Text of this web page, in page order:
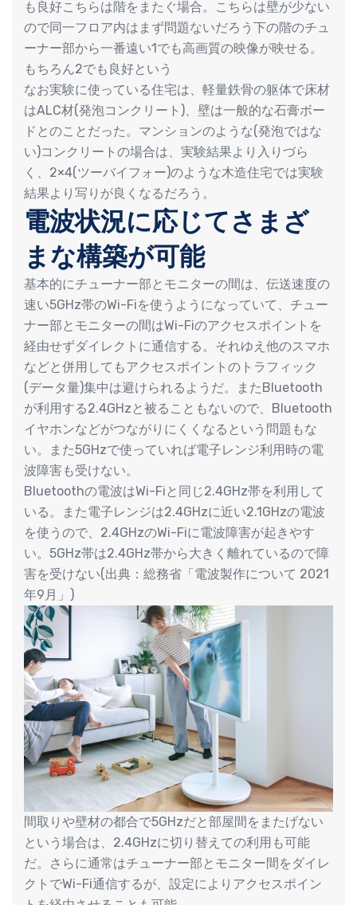
も良好こちらは階をまたぐ場合。こちらは壁が少ない
ので同一フロア内はまず問題ないだろう下の階のチュ
ーナー部から一番遠い1でも高画質の映像が映せる。
もちろん2でも良好という
なお実験に使っている住宅は、軽量鉄骨の躯体で床材
はALC材(発泡コンクリート)、壁は一般的な石膏ボー
ドとのことだった。マンションのような(発泡ではな
い)コンクリートの場合は、実験結果より入りづら
く、2×4(ツーバイフォー)のような木造住宅では実験
結果より写りが良くなるだろう。
電波状況に応じてさまざ
まな構築が可能
基本的にチューナー部とモニターの間は、伝送速度の
速い5GHz帯のWi-Fiを使うようになっていて、チュー
ナー部とモニターの間はWi-Fiのアクセスポイントを
経由せずダイレクトに通信する。それゆえ他のスマホ
などと併用してもアクセスポイントのトラフィック
(データ量)集中は避けられるようだ。またBluetooth
が利用する2.4GHzと被ることもないので、Bluetooth
イヤホンなどがつながりにくくなるという問題もな
い。また5GHzで使っていれば電子レンジ利用時の電
波障害も受けない。
Bluetoothの電波はWi-Fiと同じ2.4GHz帯を利用して
いる。また電子レンジは2.4GHzに近い2.1GHzの電波
を使うので、2.4GHzのWi-Fiに電波障害が起きやす
い。5GHz帯は2.4GHz帯から大きく離れているので障
害を受けない(出典：総務省「電波製作について 2021
年9月」)
間取りや壁材の都合で5GHzだと部屋間をまたげない
という場合は、2.4GHzに切り替えての利用も可能
だ。さらに通常はチューナー部とモニター間をダイレ
クトでWi-Fi通信するが、設定によりアクセスポイン